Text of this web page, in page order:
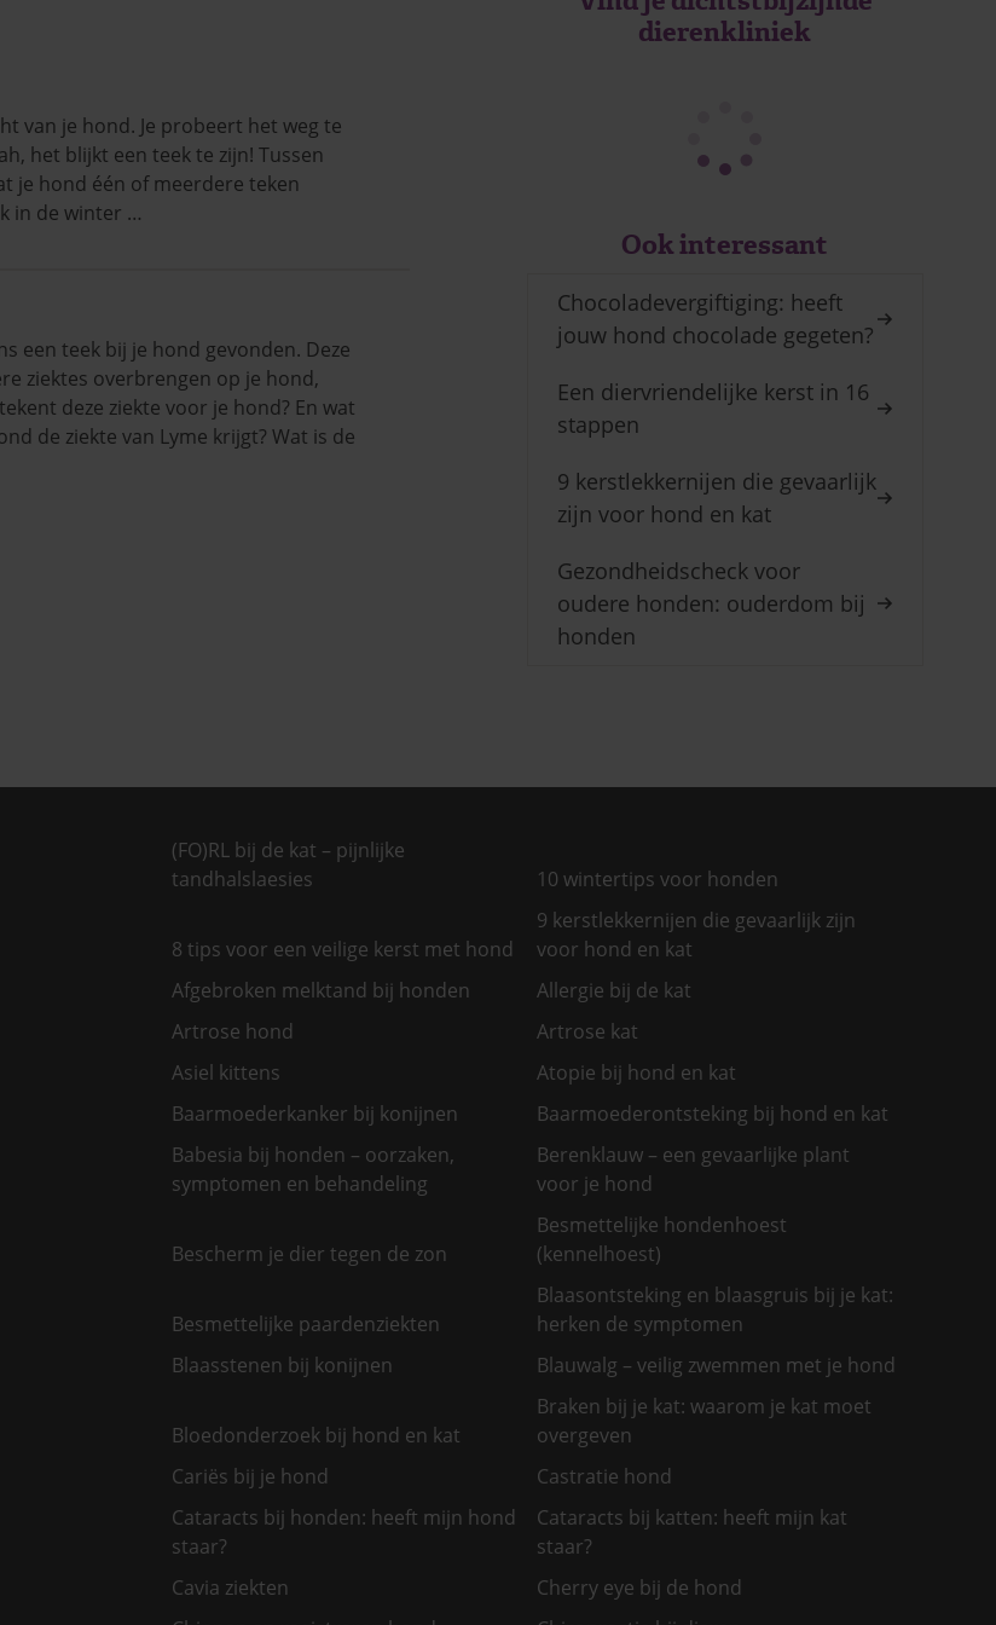
van je hond. Je probeert het weg te
het blijkt een teek te zijn! Tussen
je hond één of meerdere teken
in de winter …
een teek bij je hond gevonden. Deze
ziektes overbrengen op je hond,
deze ziekte voor je hond? En wat
de ziekte van Lyme krijgt? Wat is de
dierenkliniek
Ook interessant
Chocoladevergiftiging: heeft
jouw hond chocolade gegeten?
Een diervriendelijke kerst in 16
stappen
9 kerstlekkernijen die gevaarlijk
zijn voor hond en kat
Gezondheidscheck voor
oudere honden: ouderdom bij
honden
(FO)RL bij de kat – pijnlijke
tandhalslaesies
10 wintertips voor honden
8 tips voor een veilige kerst met hond
9 kerstlekkernijen die gevaarlijk zijn
voor hond en kat
Afgebroken melktand bij honden
Allergie bij de kat
Artrose hond
Artrose kat
Asiel kittens
Atopie bij hond en kat
Baarmoederkanker bij konijnen
Baarmoederontsteking bij hond en kat
Babesia bij honden – oorzaken,
symptomen en behandeling
Berenklauw – een gevaarlijke plant
voor je hond
Bescherm je dier tegen de zon
Besmettelijke hondenhoest
(kennelhoest)
Besmettelijke paardenziekten
Blaasontsteking en blaasgruis bij je kat:
herken de symptomen
Blaasstenen bij konijnen
Blauwalg – veilig zwemmen met je hond
Bloedonderzoek bij hond en kat
Braken bij je kat: waarom je kat moet
overgeven
Cariës bij je hond
Castratie hond
Cataracts bij honden: heeft mijn hond
staar?
Cataracts bij katten: heeft mijn kat
staar?
Cavia ziekten
Cherry eye bij de hond